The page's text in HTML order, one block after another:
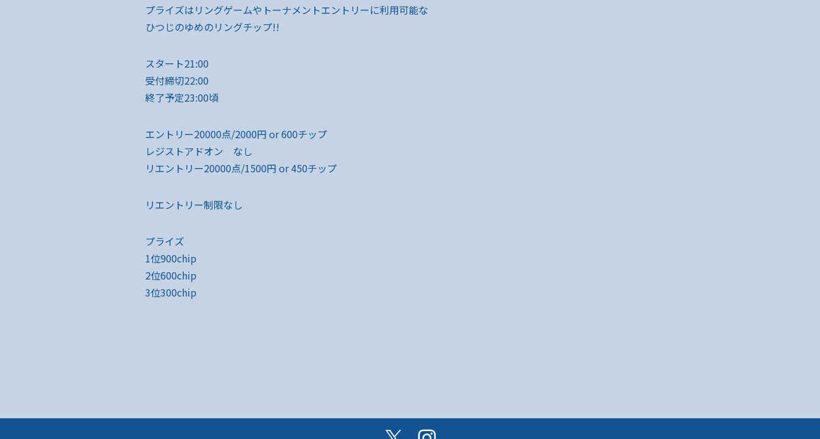
プライズはリングゲームやトーナメントエントリーに利用可能な
ひつじのゆめのリングチップ!!
スタート21:00
受付締切22:00
終了予定23:00頃
エントリー20000点/2000円 or 600チップ
レジストアドオン なし
リエントリー20000点/1500円 or 450チップ
リエントリー制限なし
プライズ
1位900chip
2位600chip
3位300chip